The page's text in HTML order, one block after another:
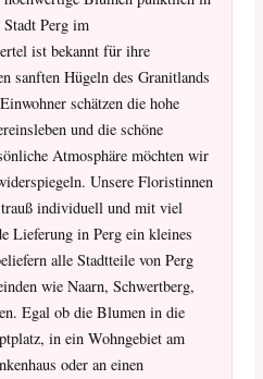
Stadt Perg im
ist bekannt für ihre
sanften Hügeln des Granitlands
schätzen die hohe
und die schöne
Atmosphäre möchten wir
Unsere Floristinnen
individuell und mit viel
Lieferung in Perg ein kleines
alle Stadtteile von Perg
wie Naarn, Schwertberg,
Egal ob die Blumen in die
in ein Wohngebiet am
oder an einen